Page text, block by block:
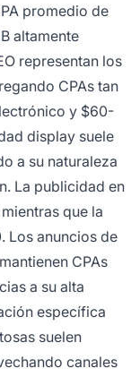
promedio de
altamente
representan los
CPAs tan
y $60-
display suele
a su naturaleza
La publicidad en
que la
Los anuncios de
CPAs
a su alta
específica
suelen
canales